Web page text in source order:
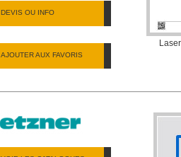
DEVIS OU INFO
AJOUTER AUX FAVORIS